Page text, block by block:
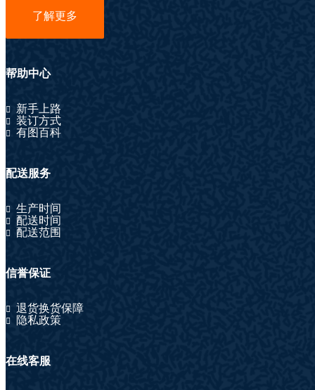
了解更多
帮助中心
新手上路
装订方式
有图百科
配送服务
生产时间
配送时间
配送范围
信誉保证
退货换货保障
隐私政策
在线客服